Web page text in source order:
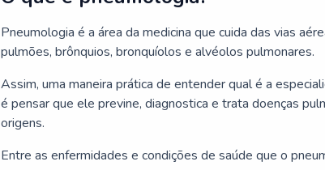
Pneumologia é a área da medicina que cuida das vias
pulmões, brônquios, bronquíolos e alvéolos pulmonares.
Assim, uma maneira prática de entender qual é a
é pensar que ele previne, diagnostica e trata doenças
origens.
Entre as enfermidades e condições de saúde que o